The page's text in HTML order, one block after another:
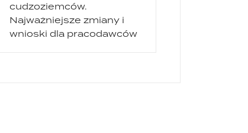
cudzoziemców.
Najważniejsze zmiany i
wnioski dla pracodawców